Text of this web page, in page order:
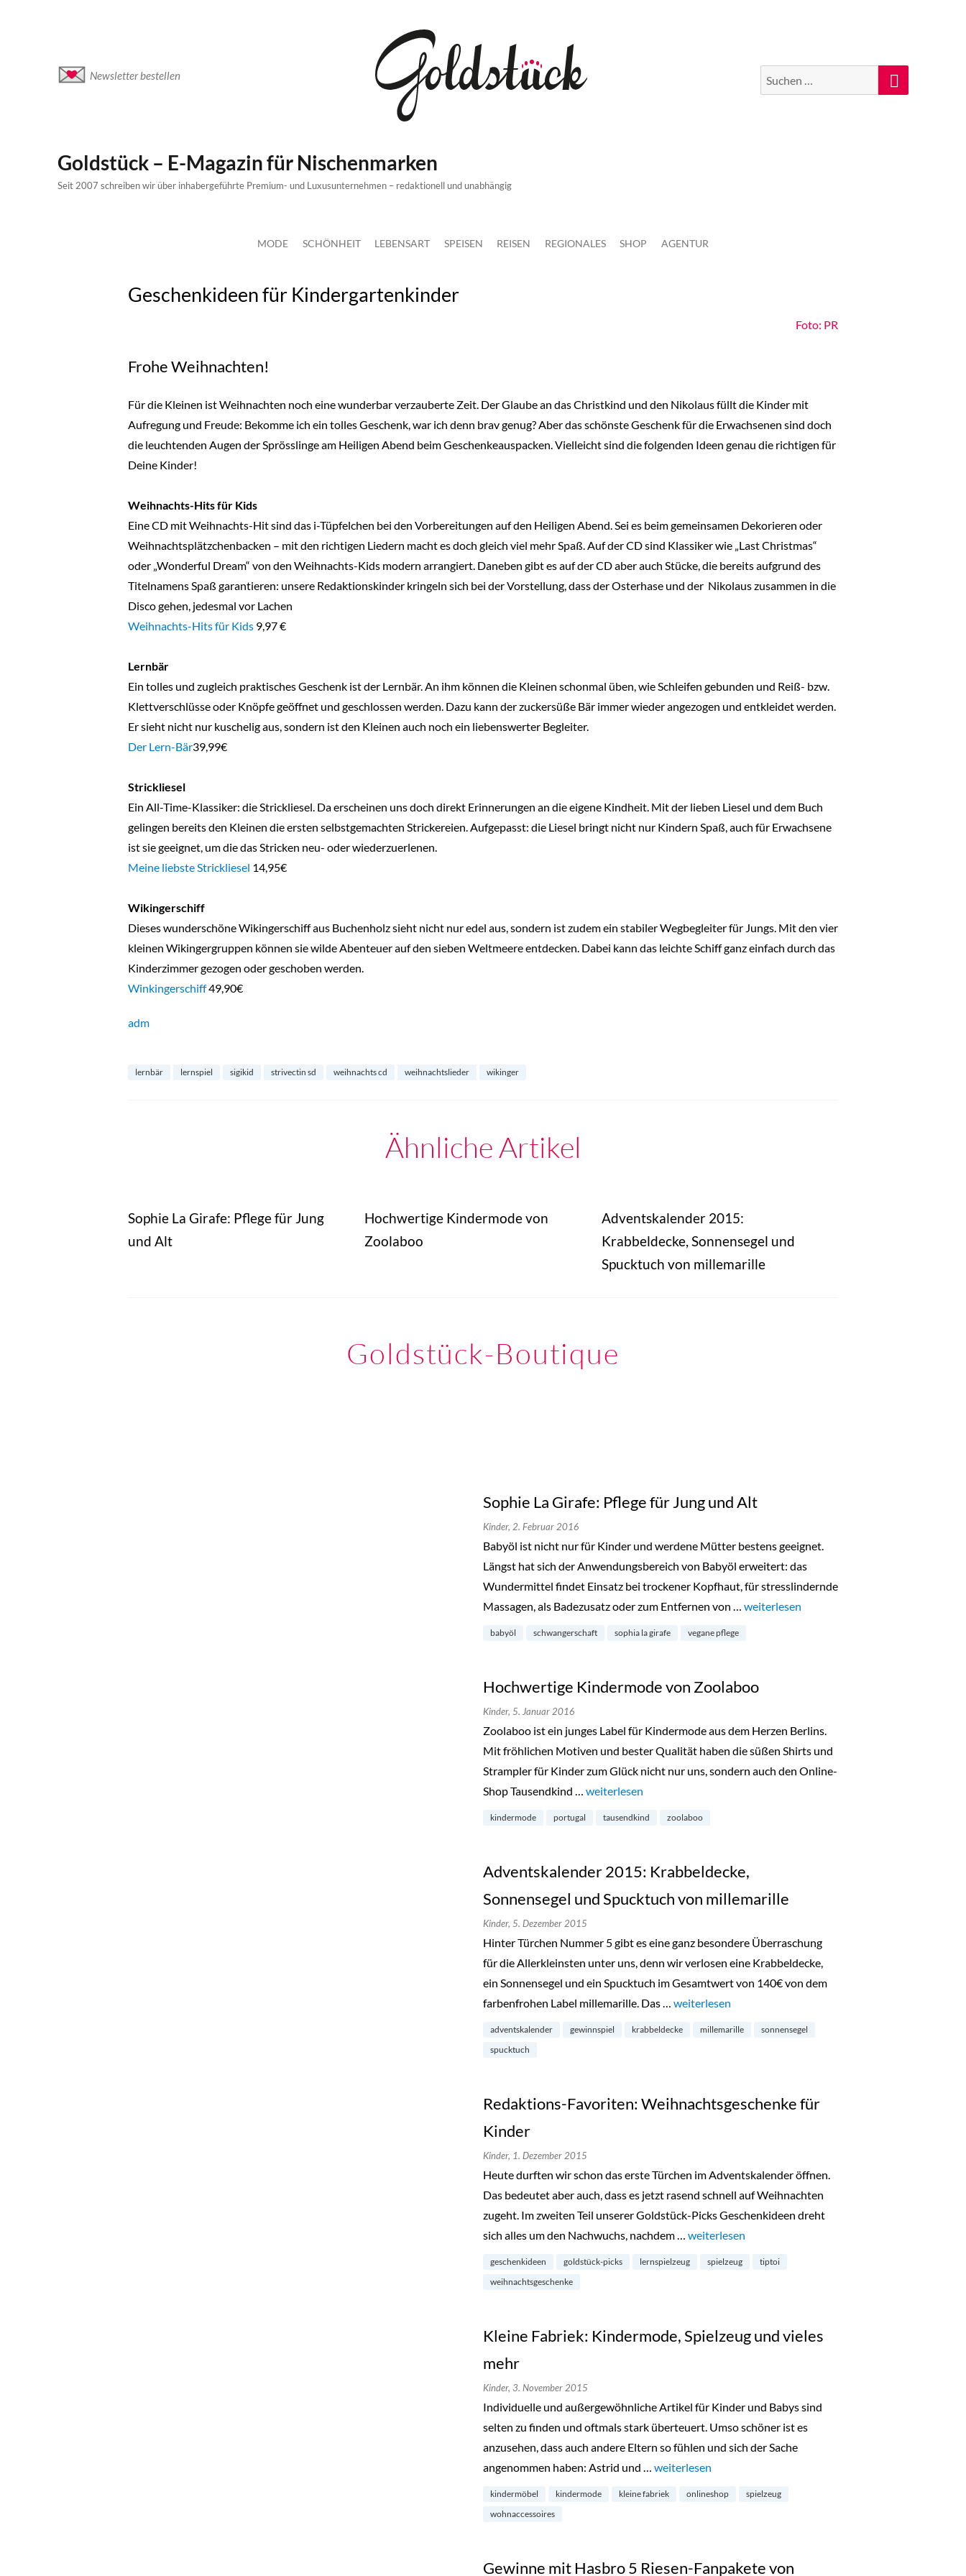
Newsletter bestellen
Suche
nach:
Suchen
Goldstück – E-Magazin für Nischenmarken
Seit 2007 schreiben wir über inhabergeführte Premium- und Luxusunternehmen – redaktionell und unabhängig
MODE SCHÖNHEIT LEBENSART SPEISEN REISEN REGIONALES SHOP AGENTUR
Geschenkideen für Kindergartenkinder
Foto: PR
Frohe Weihnachten!
Für die Kleinen ist Weihnachten noch eine wunderbar verzauberte Zeit. Der Glaube an das Christkind und den Nikolaus füllt die Kinder mit
Aufregung und Freude: Bekomme ich ein tolles Geschenk, war ich denn brav genug? Aber das schönste Geschenk für die Erwachsenen sind doch
die leuchtenden Augen der Sprösslinge am Heiligen Abend beim Geschenkeauspacken. Vielleicht sind die folgenden Ideen genau die richtigen für
Deine Kinder!
Weihnachts-Hits für Kids
Eine CD mit Weihnachts-Hit sind das i-Tüpfelchen bei den Vorbereitungen auf den Heiligen Abend. Sei es beim gemeinsamen Dekorieren oder
Weihnachtsplätzchenbacken – mit den richtigen Liedern macht es doch gleich viel mehr Spaß. Auf der CD sind Klassiker wie „Last Christmas“
oder „Wonderful Dream“ von den Weihnachts-Kids modern arrangiert. Daneben gibt es auf der CD aber auch Stücke, die bereits aufgrund des
Titelnamens Spaß garantieren: unsere Redaktionskinder kringeln sich bei der Vorstellung, dass der Osterhase und der Nikolaus zusammen in die
Disco gehen, jedesmal vor Lachen
Weihnachts-Hits für Kids 9,97 €
Lernbär
Ein tolles und zugleich praktisches Geschenk ist der Lernbär. An ihm können die Kleinen schonmal üben, wie Schleifen gebunden und Reiß- bzw.
Klettverschlüsse oder Knöpfe geöffnet und geschlossen werden. Dazu kann der zuckersüße Bär immer wieder angezogen und entkleidet werden.
Er sieht nicht nur kuschelig aus, sondern ist den Kleinen auch noch ein liebenswerter Begleiter.
Der Lern-Bär39,99€
Strickliesel
Ein All-Time-Klassiker: die Strickliesel. Da erscheinen uns doch direkt Erinnerungen an die eigene Kindheit. Mit der lieben Liesel und dem Buch
gelingen bereits den Kleinen die ersten selbstgemachten Strickereien. Aufgepasst: die Liesel bringt nicht nur Kindern Spaß, auch für Erwachsene
ist sie geeignet, um die das Stricken neu- oder wiederzuerlenen.
Meine liebste Strickliesel 14,95€
Wikingerschiff
Dieses wunderschöne Wikingerschiff aus Buchenholz sieht nicht nur edel aus, sondern ist zudem ein stabiler Wegbegleiter für Jungs. Mit den vier
kleinen Wikingergruppen können sie wilde Abenteuer auf den sieben Weltmeere entdecken. Dabei kann das leichte Schiff ganz einfach durch das
Kinderzimmer gezogen oder geschoben werden.
Winkingerschiff49,90€
adm
lernbär lernspiel sigikid strivectin sd weihnachts cd weihnachtslieder wikinger
Ähnliche Artikel
Sophie La Girafe: Pflege für Jung
und Alt
Hochwertige Kindermode von
Zoolaboo
Adventskalender 2015:
Krabbeldecke, Sonnensegel und
Spucktuch von millemarille
Goldstück-Boutique
Sophie La Girafe: Pflege für Jung und Alt
Kinder, 2. Februar 2016
Babyöl ist nicht nur für Kinder und werdene Mütter bestens geeignet.
Längst hat sich der Anwendungsbereich von Babyöl erweitert: das
Wundermittel findet Einsatz bei trockener Kopfhaut, für stresslindernde
Massagen, als Badezusatz oder zum Entfernen von … „Sophie La Girafe: Pflege für Jung und Alt“
weiterlesen
babyöl schwangerschaft sophia la girafe vegane pflege
Hochwertige Kindermode von Zoolaboo
Kinder, 5. Januar 2016
Zoolaboo ist ein junges Label für Kindermode aus dem Herzen Berlins.
Mit fröhlichen Motiven und bester Qualität haben die süßen Shirts und
Strampler für Kinder zum Glück nicht nur uns, sondern auch den Online-
Shop Tausendkind … „Hochwertige Kindermode von Zoolaboo“
weiterlesen
kindermode portugal tausendkind zoolaboo
Adventskalender 2015: Krabbeldecke,
Sonnensegel und Spucktuch von millemarille
Kinder, 5. Dezember 2015
Hinter Türchen Nummer 5 gibt es eine ganz besondere Überraschung
für die Allerkleinsten unter uns, denn wir verlosen eine Krabbeldecke,
ein Sonnensegel und ein Spucktuch im Gesamtwert von 140€ von dem
farbenfrohen Label millemarille. Das … „Adventskalender 2015: Krabbeldecke, Sonnensegel und
weiterlesen
adventskalender gewinnspiel krabbeldecke millemarille
sonnensegel
spucktuch
Redaktions-Favoriten: Weihnachtsgeschenke für
Kinder
Kinder, 1. Dezember 2015
Heute durften wir schon das erste Türchen im Adventskalender öffnen.
Das bedeutet aber auch, dass es jetzt rasend schnell auf Weihnachten
zugeht. Im zweiten Teil unserer Goldstück-Picks Geschenkideen dreht
sich alles um den Nachwuchs, nachdem … „Redaktions-Favoriten: Weihnachtsgeschenke für
weiterlesen
geschenkideen goldstück-picks lernspielzeug spielzeug
tiptoi
weihnachtsgeschenke
Kleine Fabriek: Kindermode, Spielzeug und vieles
mehr
Kinder, 3. November 2015
Individuelle und außergewöhnliche Artikel für Kinder und Babys sind
selten zu finden und oftmals stark überteuert. Umso schöner ist es
anzusehen, dass auch andere Eltern so fühlen und sich der Sache
angenommen haben: Astrid und … „Kleine Fabriek: Kindermode, Spielzeug und vieles mehr“
weiterlesen
kindermöbel kindermode kleine fabriek onlineshop
spielzeug
wohnaccessoires
Gewinne mit Hasbro 5 Riesen-Fanpakete von